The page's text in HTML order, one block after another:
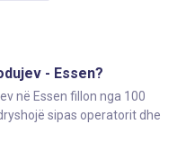
- Essen?
në Essen fillon nga 100
sipas operatorit dhe